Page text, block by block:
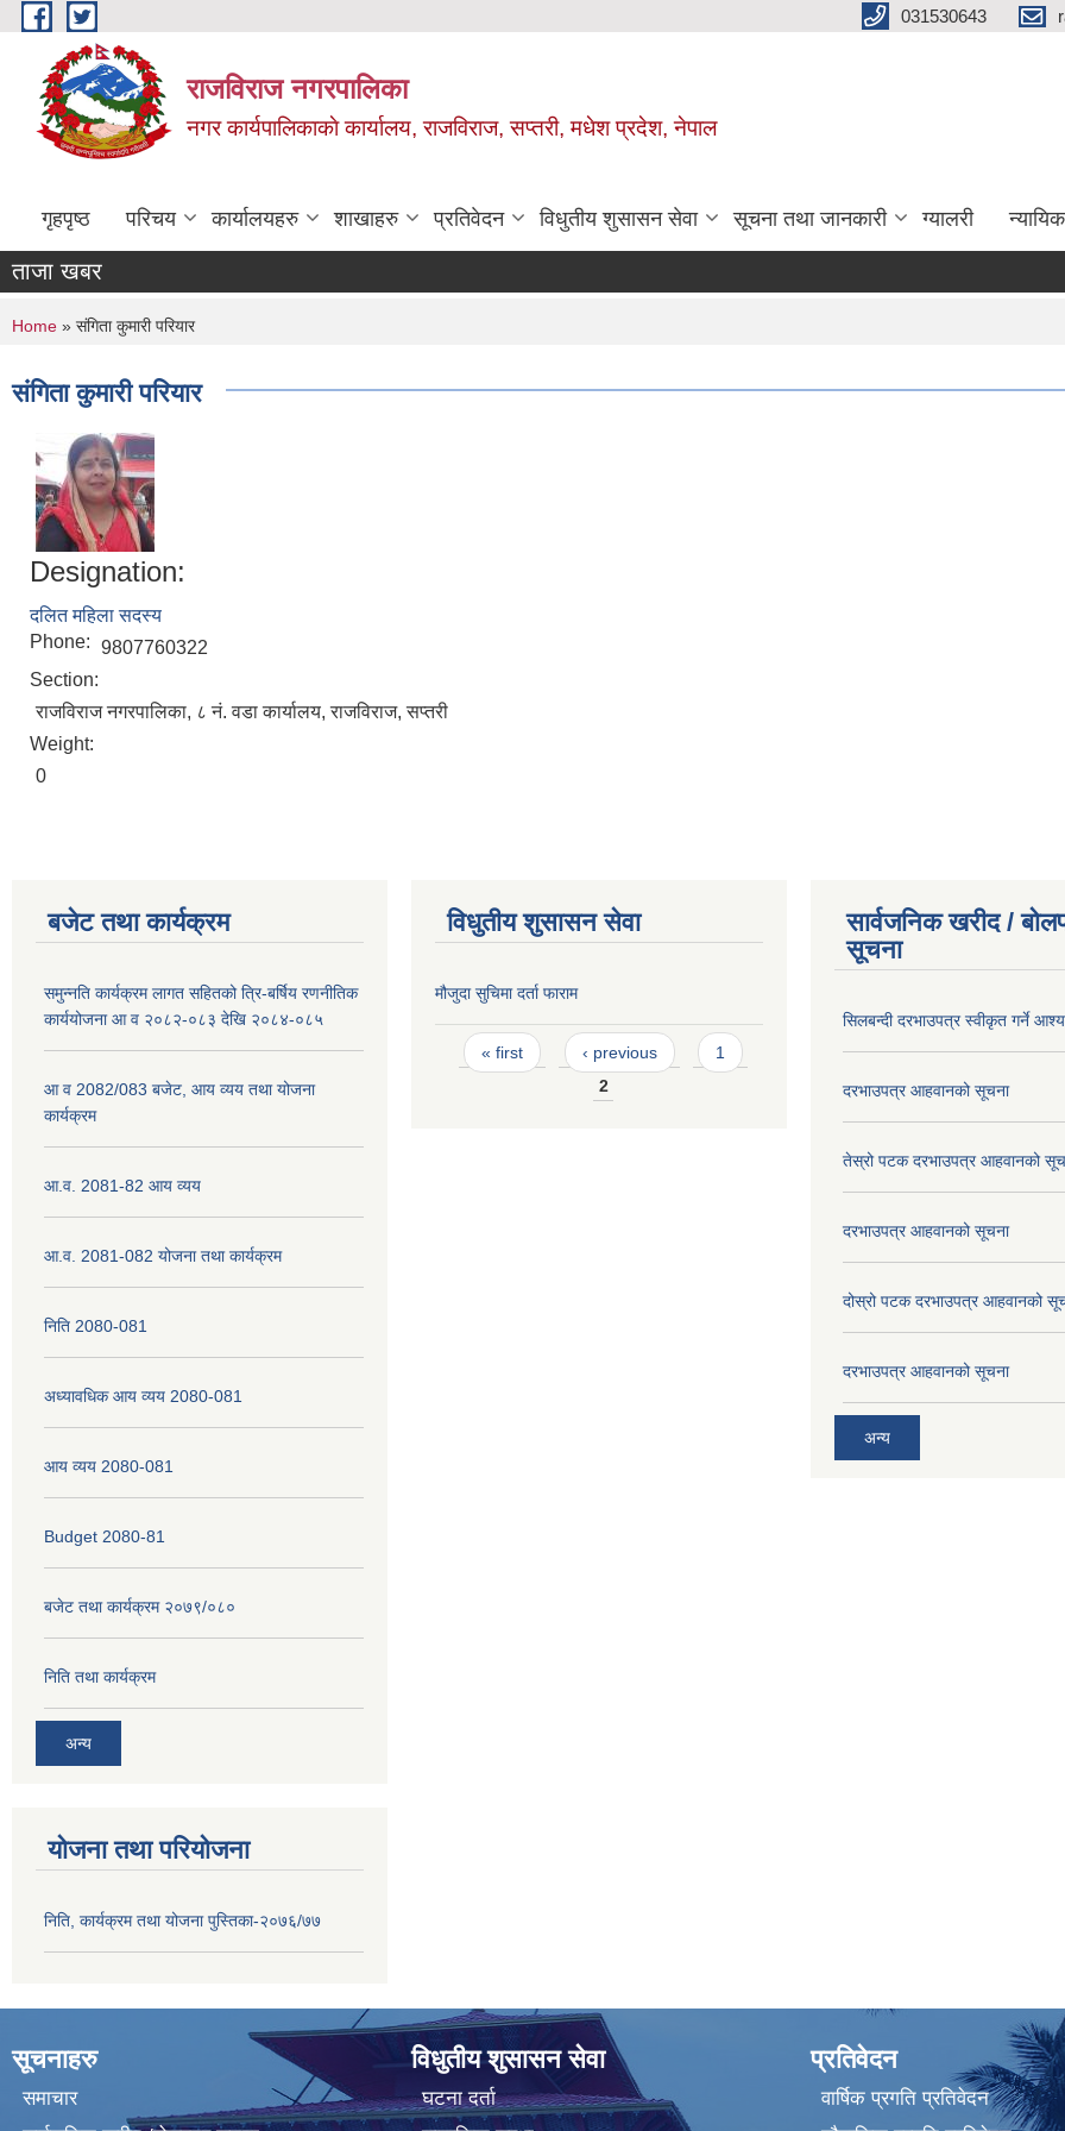
Skip to main content 031530643
राजविराज नगरपालिका
नगर कार्यपालिकाकाे कार्यालय, राजविराज, सप्तरी, मधेश प्रदेश, नेपाल
गृहपृष्ठ परिचय कार्यालयहरु शाखाहरु प्रतिवेदन विधुतीय शुसासन सेवा सूचना तथा जानकारी ग्यालरी
ताजा खबर
You are here
Home » संगिता कुमारी परियार
संगिता कुमारी परियार
Designation:
दलित महिला सदस्य
Phone: 9807760322
Section:
राजविराज नगरपालिका, ८ नं. वडा कार्यालय, राजविराज, सप्तरी
Weight:
0
बजेट तथा कार्यक्रम
समुन्नति कार्यक्रम लागत सहितको त्रि-बर्षिय रणनीतिक
कार्ययोजना आ व २०८२-०८३ देखि २०८४-०८५
आ व 2082/083 बजेट, आय व्यय तथा योजना
कार्यक्रम
आ.व. 2081-82 आय व्यय
आ.व. 2081-082 योजना तथा कार्यक्रम
निति 2080-081
अध्यावधिक आय व्यय 2080-081
आय व्यय 2080-081
Budget 2080-81
बजेट तथा कार्यक्रम २०७९/०८०
निति तथा कार्यक्रम
अन्य
योजना तथा परियोजना
निति, कार्यक्रम तथा योजना पुस्तिका-२०७६/७७
विधुतीय शुसासन सेवा
मौजुदा सुचिमा दर्ता फाराम
Pages
« first ‹ previous
1
2
सार्वजनिक खरीद /
सूचना
सिलबन्दी दरभाउपत्र स्वीकृत गर्ने
दरभाउपत्र आहवानको सूचना
तेस्रो पटक दरभाउपत्र आहवानको
दरभाउपत्र आहवानको सूचना
दोस्रो पटक दरभाउपत्र आहवानको
दरभाउपत्र आहवानको सूचना
अन्य
सूचनाहरु
समाचार
विधुतीय शुसासन सेवा
घटना दर्ता
प्रतिवेदन
वार्षिक प्रगति प्रतिवेदन